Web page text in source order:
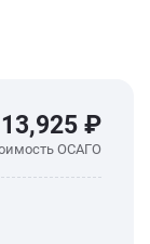
13,925 ₽
ОСАГО